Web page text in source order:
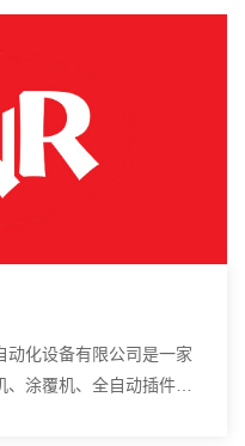
动化设备有限公司是一家
、涂覆机、全自动插件